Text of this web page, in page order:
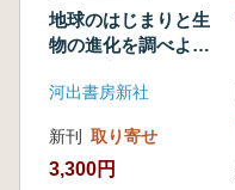
地球のはじまりと生
物の進化を調べよ
類へのあゆみ
河出書房新社
新刊 取り寄せ
3,300円